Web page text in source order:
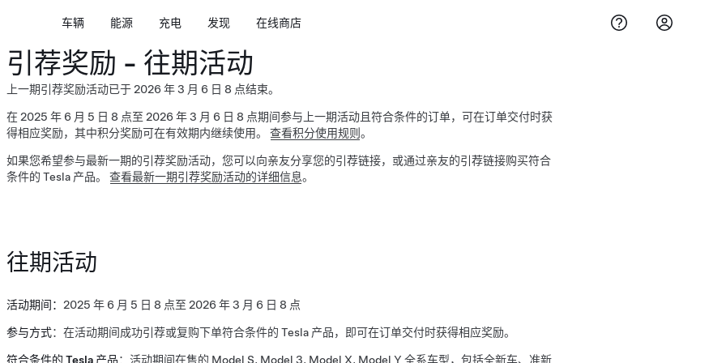
车辆 能源 充电 发现 在线商店
引荐奖励 - 往期活动
上一期引荐奖励活动已于 2026 年 3 月 6 日 8 点结束。
在 2025 年 6 月 5 日 8 点至 2026 年 3 月 6 日 8 点期间参与上一期活动且符合条件的订单，可在订单交付时获
得相应奖励，其中积分奖励可在有效期内继续使用。 查看积分使用规则 。
如果您希望参与最新一期的引荐奖励活动，您可以向亲友分享您的引荐链接，或通过亲友的引荐链接购买符合
条件的 Tesla 产品。 查看最新一期引荐奖励活动的详细信息。
往期活动
活动期间： 2025 年 6 月 5 日 8 点至 2026 年 3 月 6 日 8 点
参与方式：在活动期间成功引荐或复购下单符合条件的 Tesla 产品，即可在订单交付时获得相应奖励。
符合条件的 Tesla 产品：活动期间在售的 Model S, Model 3, Model X, Model Y 全系车型，包括全新车、准新